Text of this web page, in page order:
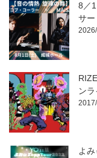
8／
サー
ン
よ